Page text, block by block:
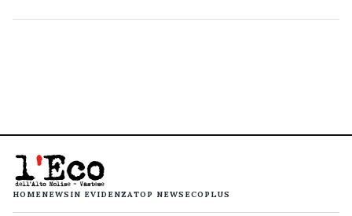
HOMENEWS IN EVIDENZATOP NEWS ECOPLUS